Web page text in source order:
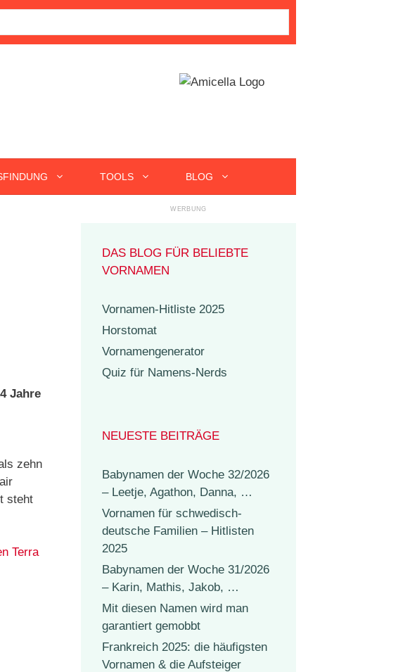
TOOLS BLOG
Jahre
zehn
steht
Terra
DAS BLOG FÜR BELIEBTE
VORNAMEN
Vornamen-Hitliste 2025
Horstomat
Vornamengenerator
Quiz für Namens-Nerds
NEUESTE BEITRÄGE
Babynamen der Woche 32/2026
– Leetje, Agathon, Danna, …
Vornamen für schwedisch-
deutsche Familien – Hitlisten
2025
Babynamen der Woche 31/2026
– Karin, Mathis, Jakob, …
Mit diesen Namen wird man
garantiert gemobbt
Frankreich 2025: die häufigsten
Vornamen & die Aufsteiger